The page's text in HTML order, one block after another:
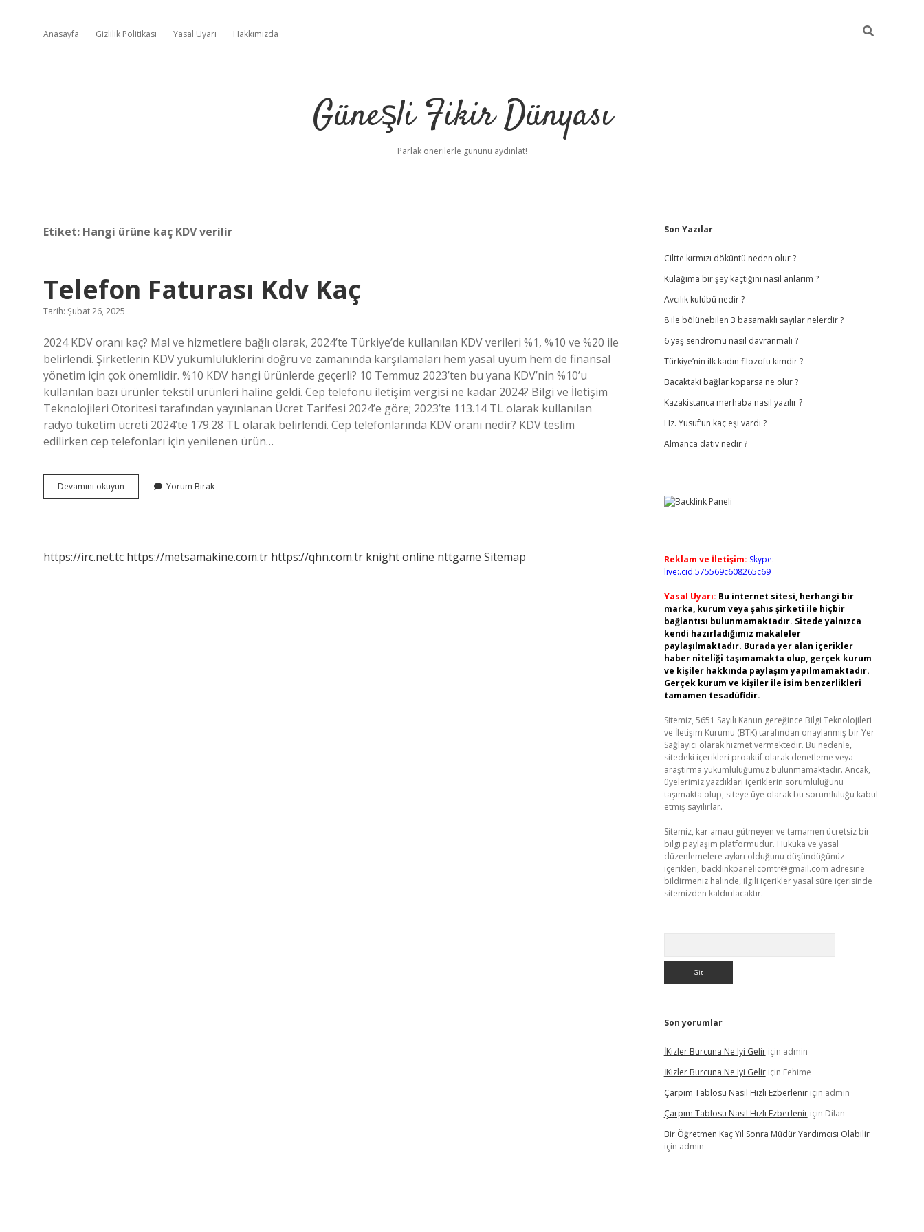
Anasayfa Gizlilik Politikası Yasal Uyarı Hakkımızda
Güneşli Fikir Dünyası
Parlak önerilerle gününü aydınlat!
Etiket: Hangi ürüne kaç KDV verilir
Telefon Faturası Kdv Kaç
Tarih: Şubat 26, 2025
2024 KDV oranı kaç? Mal ve hizmetlere bağlı olarak, 2024’te Türkiye’de kullanılan KDV verileri %1, %10 ve %20 ile
belirlendi. Şirketlerin KDV yükümlülüklerini doğru ve zamanında karşılamaları hem yasal uyum hem de finansal
yönetim için çok önemlidir. %10 KDV hangi ürünlerde geçerli? 10 Temmuz 2023’ten bu yana KDV’nin %10’u
kullanılan bazı ürünler tekstil ürünleri haline geldi. Cep telefonu iletişim vergisi ne kadar 2024? Bilgi ve İletişim
Teknolojileri Otoritesi tarafından yayınlanan Ücret Tarifesi 2024’e göre; 2023’te 113.14 TL olarak kullanılan
radyo tüketim ücreti 2024’te 179.28 TL olarak belirlendi. Cep telefonlarında KDV oranı nedir? KDV teslim
edilirken cep telefonları için yenilenen ürün…
Devamını okuyun
Faturası
Yorum Bırak
https://irc.net.tc https://metsamakine.com.tr https://qhn.com.tr knight online nttgame Sitemap
Sidebar
Son Yazılar
Ciltte kırmızı döküntü neden olur ?
Kulağıma bir şey kaçtığını nasıl anlarım ?
Avcılık kulübü nedir ?
8 ile bölünebilen 3 basamaklı sayılar nelerdir ?
6 yaş sendromu nasıl davranmalı ?
Türkiye’nin ilk kadın filozofu kimdir ?
Bacaktaki bağlar koparsa ne olur ?
Kazakistanca merhaba nasıl yazılır ?
Hz. Yusuf’un kaç eşi vardı ?
Almanca dativ nedir ?
Reklam ve İletişim: Skype:
live:.cid.575569c608265c69
Yasal Uyarı: Bu internet sitesi, herhangi bir
marka, kurum veya şahıs şirketi ile hiçbir
bağlantısı bulunmamaktadır. Sitede yalnızca
kendi hazırladığımız makaleler
paylaşılmaktadır. Burada yer alan içerikler
haber niteliği taşımamakta olup, gerçek kurum
ve kişiler hakkında paylaşım yapılmamaktadır.
Gerçek kurum ve kişiler ile isim benzerlikleri
tamamen tesadüfidir.
Sitemiz, 5651 Sayılı Kanun gereğince Bilgi Teknolojileri
ve İletişim Kurumu (BTK) tarafından onaylanmış bir Yer
Sağlayıcı olarak hizmet vermektedir. Bu nedenle,
sitedeki içerikleri proaktif olarak denetleme veya
araştırma yükümlülüğümüz bulunmamaktadır. Ancak,
üyelerimiz yazdıkları içeriklerin sorumluluğunu
taşımakta olup, siteye üye olarak bu sorumluluğu kabul
etmiş sayılırlar.
Sitemiz, kar amacı gütmeyen ve tamamen ücretsiz bir
bilgi paylaşım platformudur. Hukuka ve yasal
düzenlemelere aykırı olduğunu düşündüğünüz
içerikleri, backlinkpanelicomtr@gmail.com adresine
bildirmeniz halinde, ilgili içerikler yasal süre içerisinde
sitemizden kaldırılacaktır.
Son yorumlar
İKizler Burcuna Ne Iyi Geliriçin admin
İKizler Burcuna Ne Iyi Geliriçin Fehime
Çarpım Tablosu Nasıl Hızlı Ezberleniriçin admin
Çarpım Tablosu Nasıl Hızlı Ezberleniriçin Dilan
Bir Öğretmen Kaç Yıl Sonra Müdür Yardımcısı Olabilir
için admin
ilbethiltonbet